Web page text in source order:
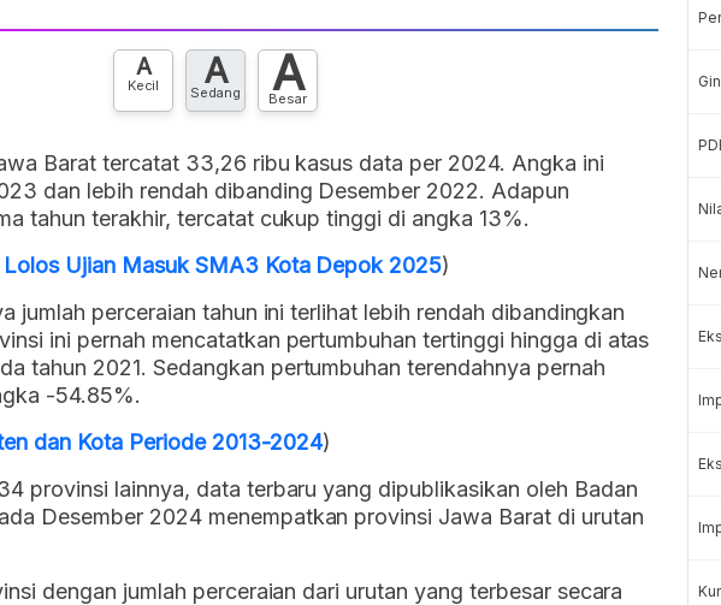
A
Kecil A
Sedang A
Besar
Barat tercatat 33,26 ribu kasus data per 2024. Angka ini
dan lebih rendah dibanding Desember 2022. Adapun
tahun terakhir, tercatat cukup tinggi di angka 13%.
Lolos Ujian Masuk SMA3 Kota Depok 2025)
jumlah perceraian tahun ini terlihat lebih rendah dibandingkan
ini pernah mencatatkan pertumbuhan tertinggi hingga di atas
tahun 2021. Sedangkan pertumbuhan terendahnya pernah
-54.85%.
dan Kota Periode 2013-2024)
provinsi lainnya, data terbaru yang dipublikasikan oleh Badan
Desember 2024 menempatkan provinsi Jawa Barat di urutan
dengan jumlah perceraian dari urutan yang terbesar secara